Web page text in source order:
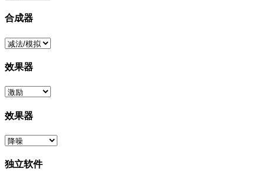
合成器
效果器
效果器
独立软件